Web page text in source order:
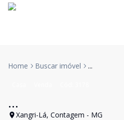
Home Buscar imóvel ...
...
Xangri-Lá, Contagem - MG